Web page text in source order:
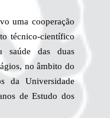
uma cooperação
técnico-científico
saúde das duas
no âmbito do
da Universidade
de Estudo dos